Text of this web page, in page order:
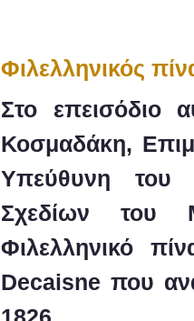
Φιλελληνικός
Στο επεισόδιο
Κοσμαδάκη,
Υπεύθυνη του
Σχεδίων του
Φιλελληνικό
Decaisne που